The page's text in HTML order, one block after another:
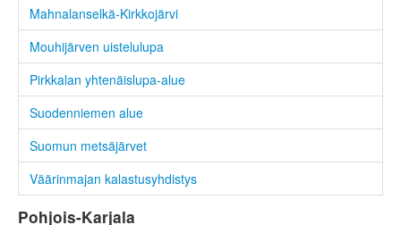
Mahnalanselkä-Kirkkojärvi
Mouhijärven uistelulupa
Pirkkalan yhtenäislupa-alue
Suodenniemen alue
Suomun metsäjärvet
Väärinmajan kalastusyhdistys
Pohjois-Karjala